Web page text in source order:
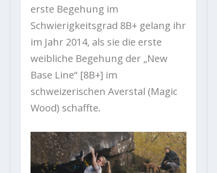
erste Begehung im
Schwierigkeitsgrad 8B+ gelang ihr
im Jahr 2014, als sie die erste
weibliche Begehung der „New
Base Line“ [8B+] im
schweizerischen Averstal (Magic
Wood) schaffte.